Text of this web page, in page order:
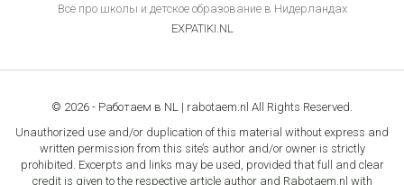
Всё про школы и детское образование в Нидерландах
EXPATIKI.NL
© 2026 - Работаем в NL | rabotaem.nl All Rights Reserved.
Unauthorized use and/or duplication of this material without express and
written permission from this site’s author and/or owner is strictly
prohibited. Excerpts and links may be used, provided that full and clear
credit is given to the respective article author and Rabotaem.nl with